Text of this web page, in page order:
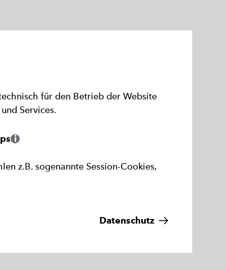
für den Betrieb der Website
Services.
z.B. sogenannte Session-Cookies,
Datenschutz